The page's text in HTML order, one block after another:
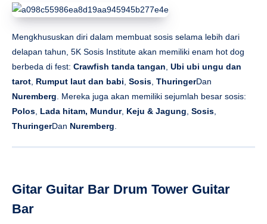
Mengkhususkan diri dalam membuat sosis selama lebih dari
delapan tahun, 5K Sosis Institute akan memiliki enam hot dog
berbeda di fest: Crawfish tanda tangan Ubi ubi ungu dan
tarot Rumput laut dan babi Sosis ThuringerDan
Nuremberg . Mereka juga akan memiliki sejumlah besar sosis:
Polos Lada hitam, Mundur, Keju & ​​Jagung Sosis
ThuringerDan Nuremberg
Gitar Guitar Bar Drum Tower Guitar
Bar